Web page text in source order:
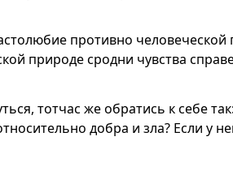
противно человеческой
природе сродни чувства
тотчас же обратись к себе
добра и зла? Если у